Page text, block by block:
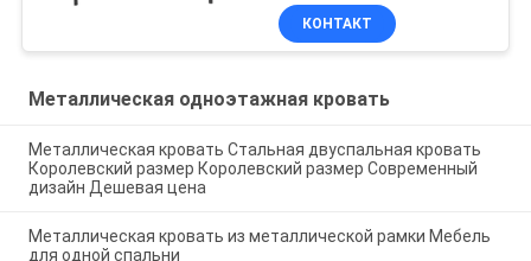
КОНТАКТ
Металлическая одноэтажная кровать
Металлическая кровать Стальная двуспальная кровать
Королевский размер Королевский размер Современный
дизайн Дешевая цена
Металлическая кровать из металлической рамки Мебель
для одной спальни